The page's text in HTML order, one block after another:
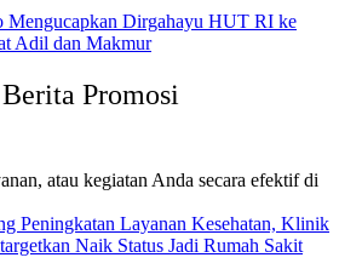
Promosi
atau kegiatan Anda secara efektif di